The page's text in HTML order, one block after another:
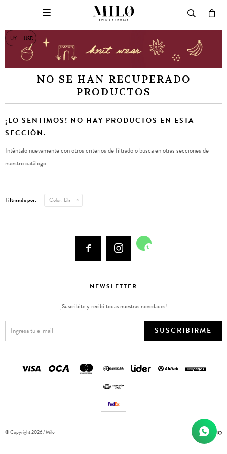
UY USD

NO SE HAN RECUPERADO
PRODUCTOS
¡LO SENTIMOS! NO HAY PRODUCTOS EN ESTA
SECCIÓN.
Inténtalo nuevamente con otros criterios de filtrado o busca en otras secciones de
nuestro catálogo.
Filtrando por: Color: Lila
  
NEWSLETTER
¡Suscribite y recibí todas nuestras novedades!
SUSCRIBIRME
© Copyright 2026 / Milo